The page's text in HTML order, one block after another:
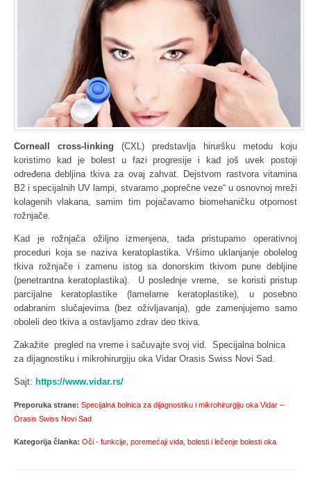
Corneall cross-linking (CXL) predstavlja hiruršku metodu koju
koristimo kad je bolest u fazi progresije i kad još uvek postoji
određena debljina tkiva za ovaj zahvat. Dejstvom rastvora vitamina
B2 i specijalnih UV lampi, stvaramo „poprečne veze“ u osnovnoj mreži
kolagenih vlakana, samim tim pojačavamo biomehaničku otpornost
rožnjače.
Kad je rožnjača ožiljno izmenjena, tada pristupamo operativnoj
proceduri koja se naziva keratoplastika. Vršimo uklanjanje obolelog
tkiva rožnjače i zamenu istog sa donorskim tkivom pune debljine
(penetrantna keratoplastika). U poslednje vreme, se koristi pristup
parcijalne keratoplastike (lamelarne keratoplastike), u posebno
odabranim slučajevima (bez oživljavanja), gde zamenjujemo samo
oboleli deo tkiva a ostavljamo zdrav deo tkiva.
Zakažite pregled na vreme i sačuvajte svoj vid. Specijalna bolnica
za dijagnostiku i mikrohirurgiju oka Vidar Orasis Swiss Novi Sad.
Sajt: https://www.vidar.rs/
Preporuka strane: Specijalna bolnica za dijagnostiku i mikrohirurgiju oka Vidar –
Orasis Swiss Novi Sad
Kategorija članka: Oči - funkcije, poremećaji vida, bolesti i lečenje bolesti oka